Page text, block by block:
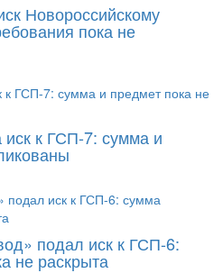
Новороссийскому
пока не
к ГСП-7: сумма и
подал иск к ГСП-6:
не раскрыта